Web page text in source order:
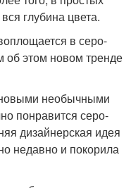
глубина цвета.
в серо-
об этом новом тренде
необычными
понравится серо-
дизайнерская идея
недавно и покорила